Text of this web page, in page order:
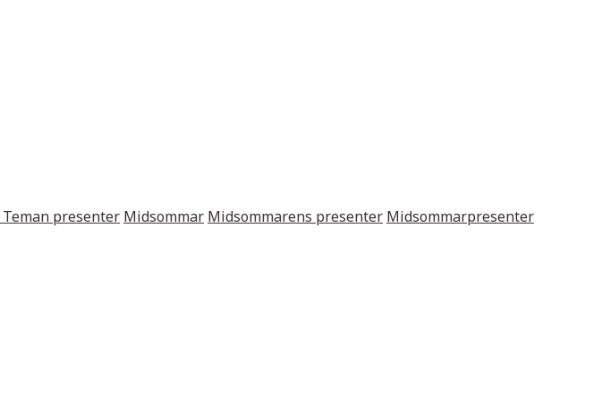
presenter Midsommar Midsommarens presenter Midsommarpresenter